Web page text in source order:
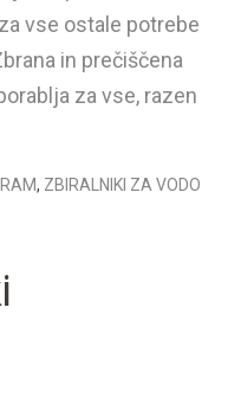
vse ostale potrebe
in prečiščena
za vse, razen
, ZBIRALNIKI ZA VODO